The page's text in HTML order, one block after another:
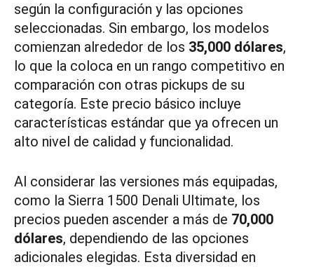
según la configuración y las opciones
seleccionadas. Sin embargo, los modelos
comienzan alrededor de los 35,000 dólares,
lo que la coloca en un rango competitivo en
comparación con otras pickups de su
categoría. Este precio básico incluye
características estándar que ya ofrecen un
alto nivel de calidad y funcionalidad.
Al considerar las versiones más equipadas,
como la Sierra 1500 Denali Ultimate, los
precios pueden ascender a más de 70,000
dólares, dependiendo de las opciones
adicionales elegidas. Esta diversidad en